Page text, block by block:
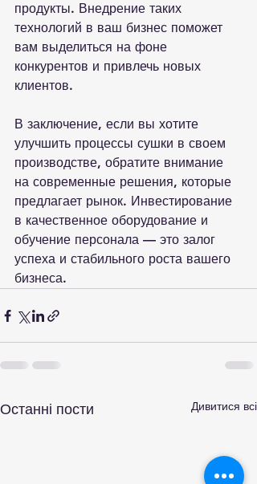
продукты. Внедрение таких
технологий в ваш бизнес поможет
вам выделиться на фоне
конкурентов и привлечь новых
клиентов.
В заключение, если вы хотите
улучшить процессы сушки в своем
производстве, обратите внимание
на современные решения, которые
предлагает рынок. Инвестирование
в качественное оборудование и
обучение персонала — это залог
успеха и стабильного роста вашего
бизнеса.
Останні пости Дивитися всі